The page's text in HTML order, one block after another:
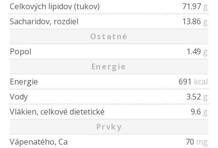
Celkových lipidov (tukov)
71.97 g
Sacharidov, rozdiel
13.86 g
Ostatné
Popol
1.49 g
Energie
Energie
691 kcal
Vody
3.52 g
Vlákien, celkové dietetické
9.6 g
Prvky
Vápenatého, Ca
70 mg